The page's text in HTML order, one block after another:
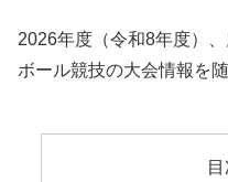
2026年度（令和8年度）
ボール競技の大会情報を